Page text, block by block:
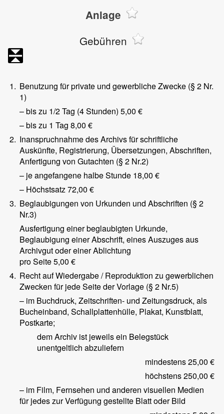
Anlage
Gebühren
1. Benutzung für private und gewerbliche Zwecke (§ 2 Nr.
1)
– bis zu 1/2 Tag (4 Stunden)5,00 €
– bis zu 1 Tag8,00 €
2. Inanspruchnahme des Archivs für schriftliche
Auskünfte, Registrierung, Übersetzungen, Abschriften,
Anfertigung von Gutachten (§ 2 Nr.2)
– je angefangene halbe Stunde 18,00 €
– Höchstsatz72,00 €
3. Beglaubigungen von Urkunden und Abschriften (§ 2
Nr.3)
Ausfertigung einer beglaubigten Urkunde,
Beglaubigung einer Abschrift, eines Auszuges aus
Archivgut oder einer Ablichtung
pro Seite5,00 €
4. Recht auf Wiedergabe / Reproduktion zu gewerblichen
Zwecken für jede Seite der Vorlage (§ 2 Nr.5)
– im Buchdruck, Zeitschriften- und Zeitungsdruck, als
Bucheinband, Schallplattenhülle, Plakat, Kunstblatt,
Postkarte;
dem Archiv ist jeweils ein Belegstück
unentgeltlich abzuliefern
mindestens 25,00 €
höchstens 250,00 €
– im Film, Fernsehen und anderen visuellen Medien
für jedes zur Verfügung gestellte Blatt oder Bild